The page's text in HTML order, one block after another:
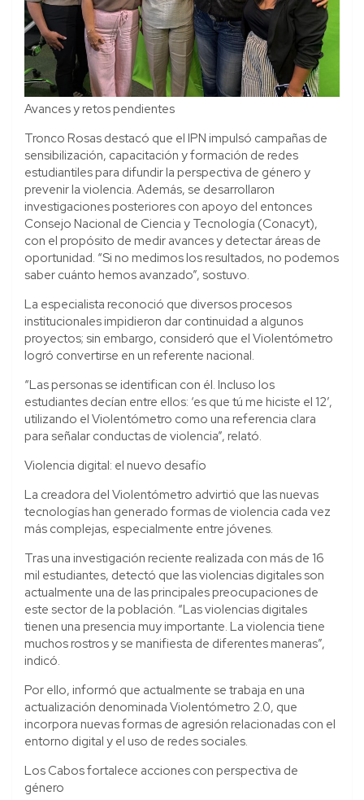
Avances y retos pendientes
Tronco Rosas destacó que el IPN impulsó campañas de
sensibilización, capacitación y formación de redes
estudiantiles para difundir la perspectiva de género y
prevenir la violencia. Además, se desarrollaron
investigaciones posteriores con apoyo del entonces
Consejo Nacional de Ciencia y Tecnología (Conacyt),
con el propósito de medir avances y detectar áreas de
oportunidad. “Si no medimos los resultados, no podemos
saber cuánto hemos avanzado”, sostuvo.
La especialista reconoció que diversos procesos
institucionales impidieron dar continuidad a algunos
proyectos; sin embargo, consideró que el Violentómetro
logró convertirse en un referente nacional.
“Las personas se identifican con él. Incluso los
estudiantes decían entre ellos: ‘es que tú me hiciste el 12’,
utilizando el Violentómetro como una referencia clara
para señalar conductas de violencia”, relató.
Violencia digital: el nuevo desafío
La creadora del Violentómetro advirtió que las nuevas
tecnologías han generado formas de violencia cada vez
más complejas, especialmente entre jóvenes.
Tras una investigación reciente realizada con más de 16
mil estudiantes, detectó que las violencias digitales son
actualmente una de las principales preocupaciones de
este sector de la población. “Las violencias digitales
tienen una presencia muy importante. La violencia tiene
muchos rostros y se manifiesta de diferentes maneras”,
indicó.
Por ello, informó que actualmente se trabaja en una
actualización denominada Violentómetro 2.0, que
incorpora nuevas formas de agresión relacionadas con el
entorno digital y el uso de redes sociales.
Los Cabos fortalece acciones con perspectiva de
género